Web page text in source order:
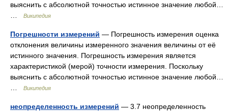
выяснить с абсолютной точностью истинное значение любой…
Википедия
Погрешности измерений — Погрешность измерения оценка
отклонения величины измеренного значения величины от её
истинного значения. Погрешность измерения является
характеристикой (мерой) точности измерения. Поскольку
выяснить с абсолютной точностью истинное значение любой…
Википедия
неопределенность измерений — 3.7 неопределенность